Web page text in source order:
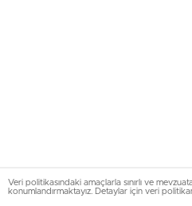
Veri politikasındaki amaçlarla sınırlı ve
konumlandırmaktayız. Detaylar için veri